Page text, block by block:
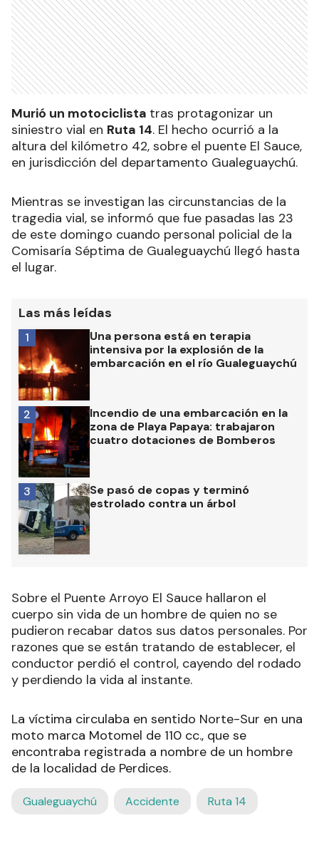
Murió un motociclista tras protagonizar un
siniestro vial en Ruta 14. El hecho ocurrió a la
altura del kilómetro 42, sobre el puente El Sauce,
en jurisdicción del departamento Gualeguaychú.
Mientras se investigan las circunstancias de la
tragedia vial, se informó que fue pasadas las 23
de este domingo cuando personal policial de la
Comisaría Séptima de Gualeguaychú llegó hasta
el lugar.
Las más leídas
Una persona está en terapia
intensiva por la explosión de la
embarcación en el río Gualeguaychú
1
Incendio de una embarcación en la
zona de Playa Papaya: trabajaron
cuatro dotaciones de Bomberos
2
Se pasó de copas y terminó
estrolado contra un árbol
3
Sobre el Puente Arroyo El Sauce hallaron el
cuerpo sin vida de un hombre de quien no se
pudieron recabar datos sus datos personales. Por
razones que se están tratando de establecer, el
conductor perdió el control, cayendo del rodado
y perdiendo la vida al instante.
La víctima circulaba en sentido Norte-Sur en una
moto marca Motomel de 110 cc., que se
encontraba registrada a nombre de un hombre
de la localidad de Perdices.
Gualeguaychú Accidente Ruta 14